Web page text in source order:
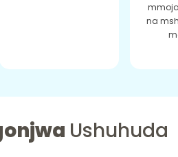
na
Ushuhuda